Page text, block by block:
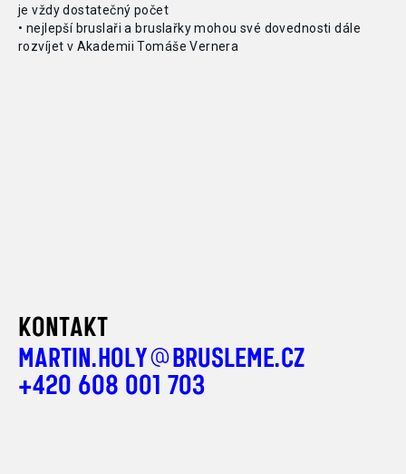
je vždy dostatečný počet
• nejlepší bruslaři a bruslařky mohou své dovednosti dále
rozvíjet v Akademii Tomáše Vernera
KONTAKT
MARTIN.HOLY
BRUSLEME.CZ
+420 608 001 703